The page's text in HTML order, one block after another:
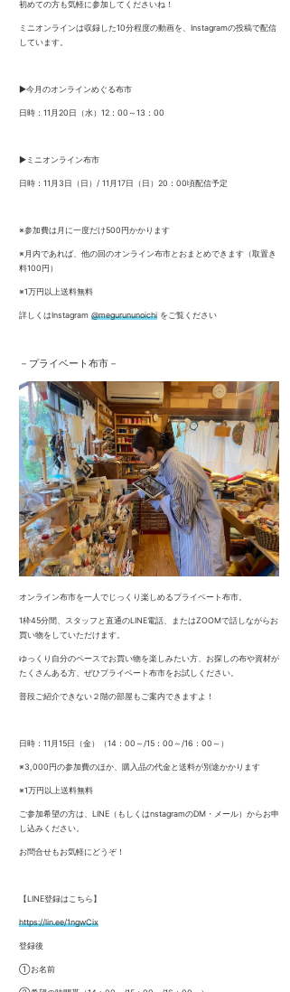
初めての方も気軽に参加してくださいね！
ミニオンラインは収録した10分程度の動画を、Instagramの投稿で配信
しています。
▶︎今月のオンラインめぐる布市
日時：11月20日（水）12：00～13：00
▶︎ミニオンライン布市
日時：11月3日（日）/ 11月17日（日）20：00頃配信予定
※参加費は月に一度だけ500円かかります
※月内であれば、他の回のオンライン布市とおまとめできます（取置き
料100円）
※1万円以上送料無料
詳しくはInstagram @megurununoichi をご覧ください
－ プライベート布市 －
オンライン布市を一人でじっくり楽しめるプライベート布市。
1枠45分間、スタッフと直通のLINE電話、またはZOOMで話しながらお
買い物をしていただけます。
ゆっくり自分のペースでお買い物を楽しみたい方、お探しの布や資材が
たくさんある方、ぜひプライベート布市をお試しください。
普段ご紹介できない２階の部屋もご案内できますよ！
日時：11月15日（金）（14：00～/15：00～/16：00～）
※3,000円の参加費のほか、購入品の代金と送料が別途かかります
※1万円以上送料無料
ご参加希望の方は、LINE（もしくはnstagramのDM・メール）からお申
し込みください。
お問合せもお気軽にどうぞ！
【LINE登録はこちら】
https://lin.ee/1ngwCix
登録後
①お名前